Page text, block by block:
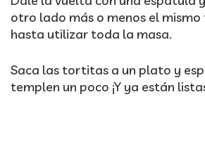
otro lado más o menos el mismo
hasta utilizar toda la masa.
Saca las tortitas a un plato y
templen un poco ¡Y ya están